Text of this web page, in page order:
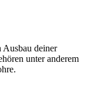
Ausbau deiner
unter anderem